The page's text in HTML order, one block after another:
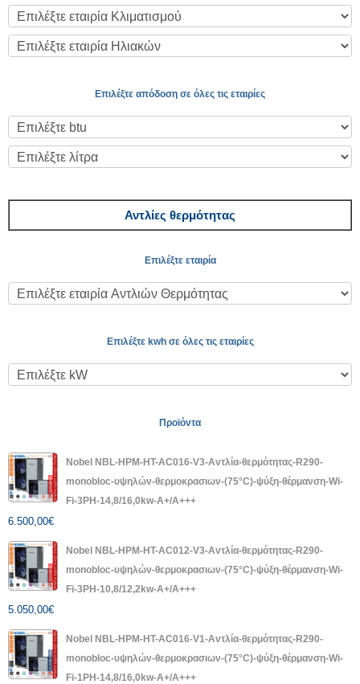
Επιλέξτε απόδοση σε όλες τις εταιρίες
Αντλίες θερμότητας
Επιλέξτε εταιρία
Επιλέξτε kwh σε όλες τις εταιρίες
Προϊόντα
Nobel NBL-HPM-HT-AC016-V3-Αντλία-θερμότητας-R290-
monobloc-υψηλών-θερμοκρασιων-(75°C)-ψύξη-θέρμανση-Wi-
Fi-3PH-14,8/16,0kw-A+/A+++
6.500,00€
Nobel NBL-HPM-HT-AC012-V3-Αντλία-θερμότητας-R290-
monobloc-υψηλών-θερμοκρασιων-(75°C)-ψύξη-θέρμανση-Wi-
Fi-3PH-10,8/12,2kw-A+/A+++
5.050,00€
Nobel NBL-HPM-HT-AC016-V1-Αντλία-θερμότητας-R290-
monobloc-υψηλών-θερμοκρασιων-(75°C)-ψύξη-θέρμανση-Wi-
Fi-1PH-14,8/16,0kw-A+/A+++